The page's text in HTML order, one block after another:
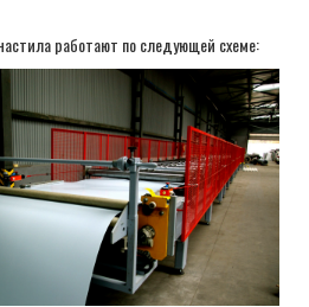
работают по следующей схеме: